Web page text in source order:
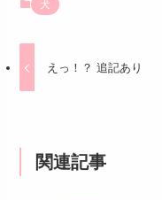
犬
えっ！？ 追記あり
関連記事